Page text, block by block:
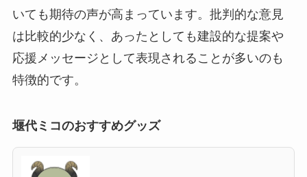
いても期待の声が高まっています。批判的な意見
は比較的少なく、あったとしても建設的な提案や
応援メッセージとして表現されることが多いのも
特徴的です。
堰代ミコのおすすめグッズ